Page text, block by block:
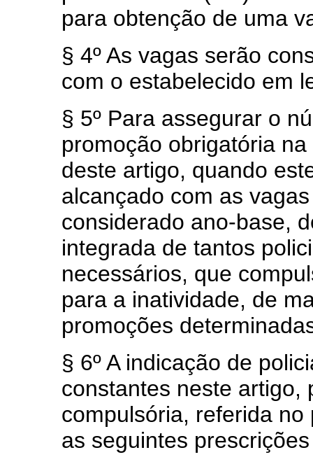
para obtenção de uma
§ 4º As vagas serão
com o estabelecido em
§ 5º Para assegurar o
promoção obrigatória
deste artigo, quando
alcançado com as
considerado ano-base,
integrada de tantos
necessários, que
para a inatividade, de
promoções
§ 6º A indicação de
constantes neste artigo,
compulsória, referida
as seguintes